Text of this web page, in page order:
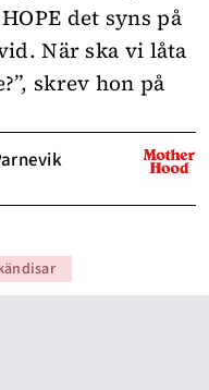
det syns på
När ska vi låta
skrev hon på